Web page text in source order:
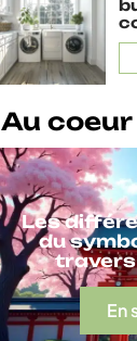
Au
Les
du
travers
En